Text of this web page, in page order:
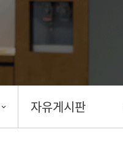
자유게시판